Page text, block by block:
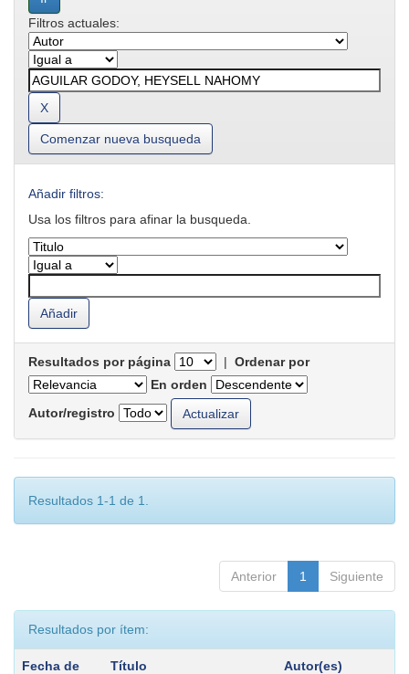
Filtros actuales:
Comenzar nueva busqueda
Añadir filtros:
Usa los filtros para afinar la busqueda.
Resultados por página | Ordenar por
En orden
Autor/registro
Resultados 1-1 de 1.
Anterior 1 Siguiente
Resultados por ítem:
Fecha de
Título Autor(es)